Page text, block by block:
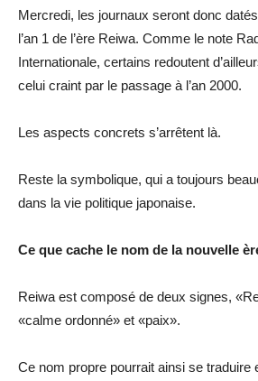
Mercredi, les journaux seront donc
l’an 1 de l’ère Reiwa. Comme le note
Internationale, certains redoutent
celui craint par le passage à l’an 2000.
Les aspects concrets s’arrêtent là.
Reste la symbolique, qui a toujours
dans la vie politique japonaise.
Ce que cache le nom de la nouvelle
Reiwa est composé de deux signes,
«calme ordonné» et «paix».
Ce nom propre pourrait ainsi se traduire